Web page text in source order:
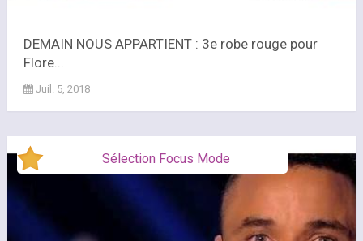
DEMAIN NOUS APPARTIENT : 3e robe rouge pour
Flore...
Juil. 5, 2018
Sélection Focus Mode